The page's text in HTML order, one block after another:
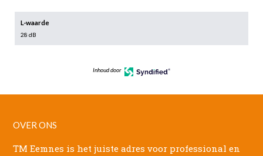
L-waarde
28 dB
Inhoud door
OVER ONS
TM Eemnes is het juiste adres voor professional en